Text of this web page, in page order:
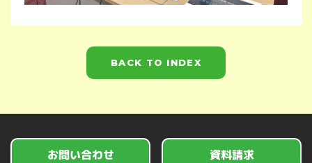
BACK TO INDEX
お問い合わせ 資料請求